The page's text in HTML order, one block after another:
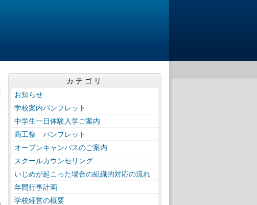
カテゴリ
お知らせ
学校案内パンフレット
中学生一日体験入学ご案内
商工祭 パンフレット
オープンキャンパスのご案内
スクールカウンセリング
いじめが起こった場合の組織的対応の流れ
年間行事計画
学校経営の概要